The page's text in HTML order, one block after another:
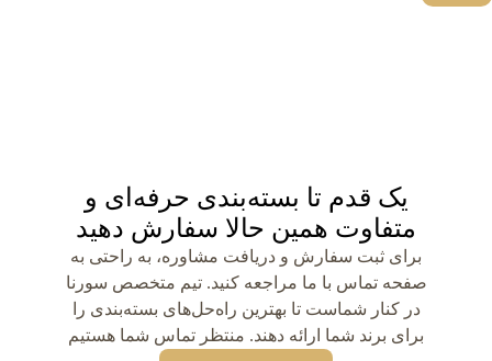
یک قدم تا بسته‌بندی حرفه‌ای و
متفاوت همین حالا سفارش دهید
برای ثبت سفارش و دریافت مشاوره، به راحتی به
صفحه تماس با ما مراجعه کنید. تیم متخصص سورنا
در کنار شماست تا بهترین راه‌حل‌های بسته‌بندی را
برای برند شما ارائه دهند. منتظر تماس شما هستیم